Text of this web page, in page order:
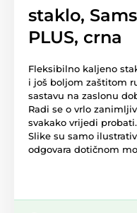
staklo,
PLUS, crna
Fleksibilno kaljeno
i još boljom zaštitom
sastavu na zaslonu
Radi se o vrlo
svakako vrijedi
Slike su samo
odgovara dotičnom